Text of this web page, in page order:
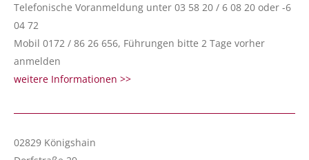
Telefonische Voranmeldung unter 03 58 20 / 6 08 20 oder -6
04 72
Mobil 0172 / 86 26 656, Führungen bitte 2 Tage vorher
anmelden
weitere Informationen >>
02829 Königshain